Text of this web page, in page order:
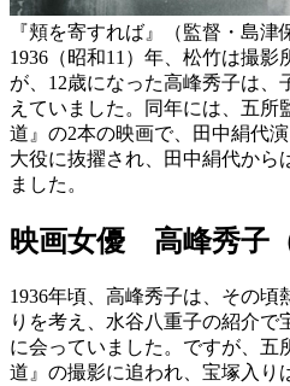
『頬を寄すれば』（監督・島
1936（昭和11）年、松竹は撮
が、12歳になった高峰秀子は、
えていました。同年には、五所
道』の2本の映画で、田中絹代
大役に抜擢され、田中絹代から
ました。
映画女優 高峰秀子（
1936年頃、高峰秀子は、その頃
りを考え、水谷八重子の紹介で
に会っていました。ですが、五
道』の撮影に追われ、宝塚入り